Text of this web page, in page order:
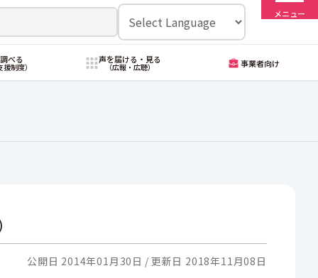
メニュー
べる
援制度）
声を届ける・見る
（広報・広聴） 事業者向け
公開日 2014年01月30日 更新日 2018年11月08日